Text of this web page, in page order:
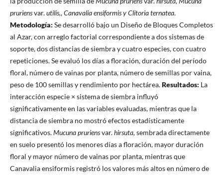
pruriensvar.utilis,,Canavalia ensiformis y Clitoria ternatea.
Metodología: Se desarrolló bajo un Diseño de Bloques Completos
al Azar, con arreglo factorial correspondiente a dos sistemas de
soporte, dos distancias de siembra y cuatro especies, con cuatro
repeticiones. Se evaluó los días a floración, duración del período
floral, número de vainas por planta, número de semillas por vaina,
peso de 100 semillas y rendimiento por hectárea.Resultados: La
interacción especie × sistema de siembra influyó
significativamente en las variables evaluadas, mientras que la
distancia de siembra no mostró efectos estadísticamente
significativos.Mucuna pruriensvar.hirsuta, sembrada directamente
en suelo presentó los menores días a floración, mayor duración
floral y mayor número de vainas por planta, mientras que
Canavalia ensiformis registró los valores más altos en número de